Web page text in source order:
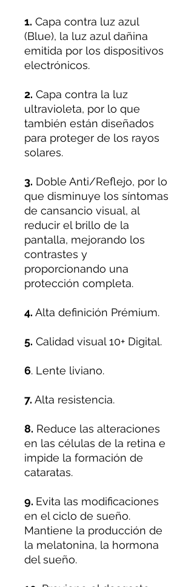
1. Capa contra luz azul
(Blue), la luz azul dañina
emitida por los dispositivos
electrónicos.
2. Capa contra la luz
ultravioleta, por lo que
también están diseñados
para proteger de los rayos
solares.
3. Doble Anti/Reflejo, por lo
que disminuye los síntomas
de cansancio visual, al
reducir el brillo de la
pantalla, mejorando los
contrastes y
proporcionando una
protección completa.
4. Alta definición Prémium.
5. Calidad visual 10+ Digital.
6. Lente liviano.
7. Alta resistencia.
8. Reduce las alteraciones
en las células de la retina e
impide la formación de
cataratas.
9. Evita las modificaciones
en el ciclo de sueño.
Mantiene la producción de
la melatonina, la hormona
del sueño.